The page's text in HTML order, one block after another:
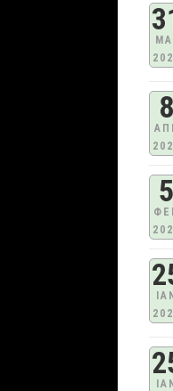
ΜΑΙ
8
5
IAN
IAN